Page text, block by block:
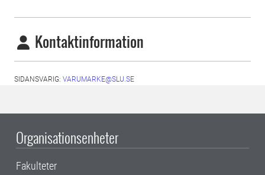
Kontaktinformation
SIDANSVARIG: VARUMARKE@SLU.SE
Organisationsenheter
Fakulteter